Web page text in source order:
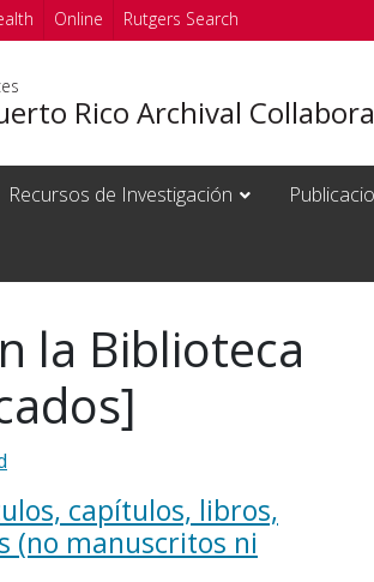
Online Rutgers Search
Rico Archival
Recursos de Investigación
la Biblioteca
capítulos, libros,
(no manuscritos ni